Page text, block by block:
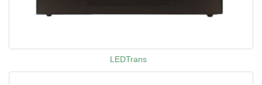
LEDTrans